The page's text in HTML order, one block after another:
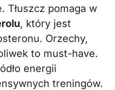
Tłuszcz pomaga w
, który jest
Orzechy,
to must-have.
energii
treningów.